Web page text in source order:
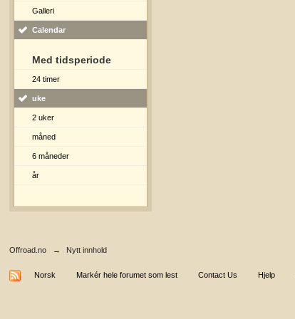
Galleri
Calendar
Med tidsperiode
24 timer
uke
2 uker
måned
6 måneder
år
Offroad.no → Nytt innhold
Norsk Markér hele forumet som lest Contact Us Hjelp